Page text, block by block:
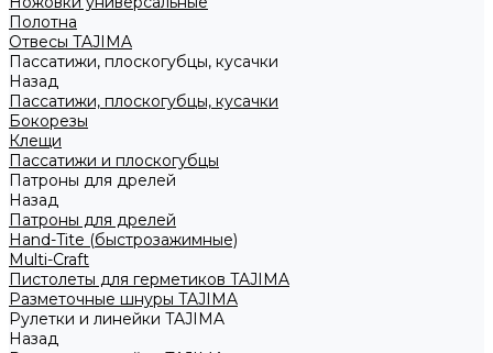
Полотна
Отвесы TAJIMA
Пассатижи, плоскогубцы, кусачки
Назад
Пассатижи, плоскогубцы, кусачки
Бокорезы
Клещи
Пассатижи и плоскогубцы
Патроны для дрелей
Назад
Патроны для дрелей
Hand-Tite (быстрозажимные)
Multi-Craft
Пистолеты для герметиков TAJIMA
Разметочные шнуры TAJIMA
Рулетки и линейки TAJIMA
Назад